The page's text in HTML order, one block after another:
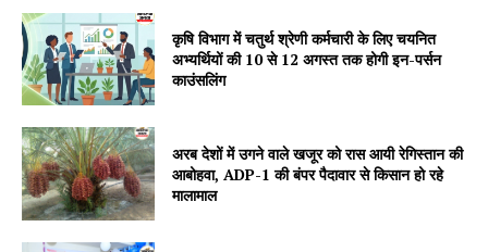
Vishwasniya Hindi Akhbaar
कृषि विभाग में चतुर्थ श्रेणी कर्मचारी के लिए चयनित
अभ्यर्थियों की 10 से 12 अगस्त तक होगी इन-पर्सन
काउंसलिंग
अरब देशों में उगने वाले खजूर को रास आयी रेगिस्तान की
आबोहवा, ADP-1 की बंपर पैदावार से किसान हो रहे
मालामाल